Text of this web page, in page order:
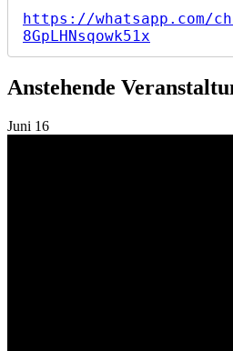
https://whatsapp.com/
8GpLHNsqowk51x
Anstehende
Juni 16